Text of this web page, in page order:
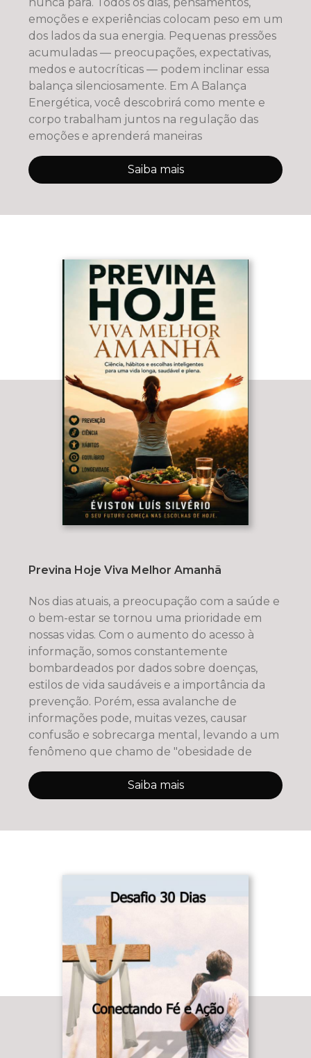
nunca para. Todos os dias, pensamentos,
emoções e experiências colocam peso em um
dos lados da sua energia. Pequenas pressões
acumuladas — preocupações, expectativas,
medos e autocríticas — podem inclinar essa
balança silenciosamente. Em A Balança
Energética, você descobrirá como mente e
corpo trabalham juntos na regulação das
emoções e aprenderá maneiras
Saiba mais
Previna Hoje Viva Melhor Amanhã
Nos dias atuais, a preocupação com a saúde e
o bem-estar se tornou uma prioridade em
nossas vidas. Com o aumento do acesso à
informação, somos constantemente
bombardeados por dados sobre doenças,
estilos de vida saudáveis e a importância da
prevenção. Porém, essa avalanche de
informações pode, muitas vezes, causar
confusão e sobrecarga mental, levando a um
fenômeno que chamo de "obesidade de
Saiba mais